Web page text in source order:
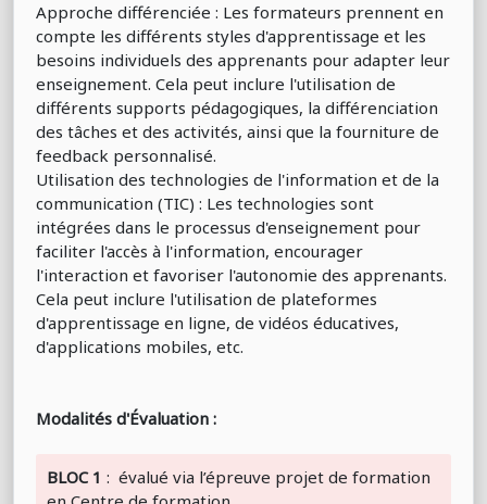
Approche différenciée : Les formateurs prennent en
compte les différents styles d'apprentissage et les
besoins individuels des apprenants pour adapter leur
enseignement. Cela peut inclure l'utilisation de
différents supports pédagogiques, la différenciation
des tâches et des activités, ainsi que la fourniture de
feedback personnalisé.
Utilisation des technologies de l'information et de la
communication (TIC) : Les technologies sont
intégrées dans le processus d'enseignement pour
faciliter l'accès à l'information, encourager
l'interaction et favoriser l'autonomie des apprenants.
Cela peut inclure l'utilisation de plateformes
d'apprentissage en ligne, de vidéos éducatives,
d'applications mobiles, etc.
Modalités d'Évaluation :
BLOC 1 : évalué via l’épreuve projet de formation